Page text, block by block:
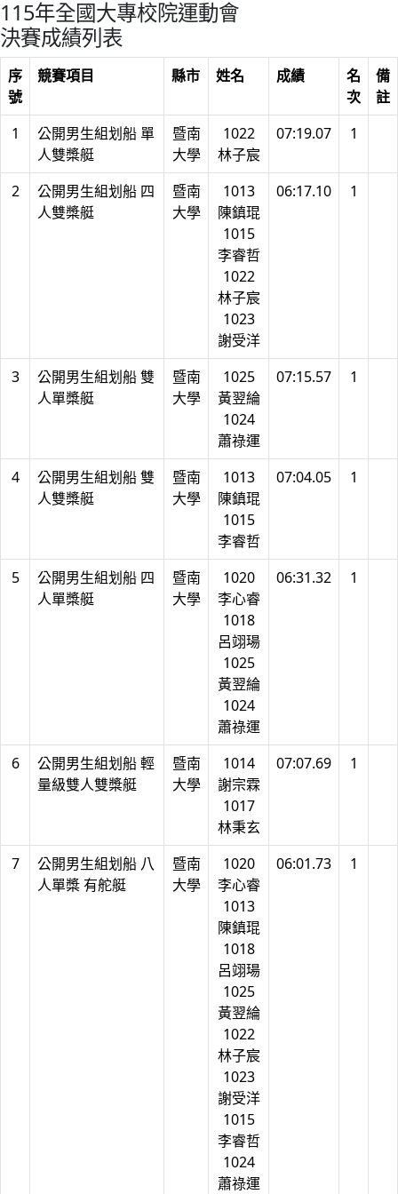
115年全國大專校院運動會
決賽成績列表
序
號
競賽項目 縣市 姓名 成績
名
次
備
註
1
公開男生組划船 單
人雙槳艇
暨南
大學
1022
林子宸
07:19.07 1
2
公開男生組划船 四
人雙槳艇
暨南
大學
1013
陳鎮琨
1015
李睿哲
1022
林子宸
1023
謝受洋
06:17.10 1
3
公開男生組划船 雙
人單槳艇
暨南
大學
1025
黃翌綸
1024
蕭祿運
07:15.57 1
4
公開男生組划船 雙
人雙槳艇
暨南
大學
1013
陳鎮琨
1015
李睿哲
07:04.05 1
5
公開男生組划船 四
人單槳艇
暨南
大學
1020
李心睿
1018
呂翊瑒
1025
黃翌綸
1024
蕭祿運
06:31.32 1
6
公開男生組划船 輕
量級雙人雙槳艇
暨南
大學
1014
謝宗霖
1017
林秉玄
07:07.69 1
7
公開男生組划船 八
人單槳 有舵艇
暨南
大學
1020
李心睿
1013
陳鎮琨
1018
呂翊瑒
1025
黃翌綸
1022
林子宸
1023
謝受洋
1015
李睿哲
1024
蕭祿運
06:01.73 1